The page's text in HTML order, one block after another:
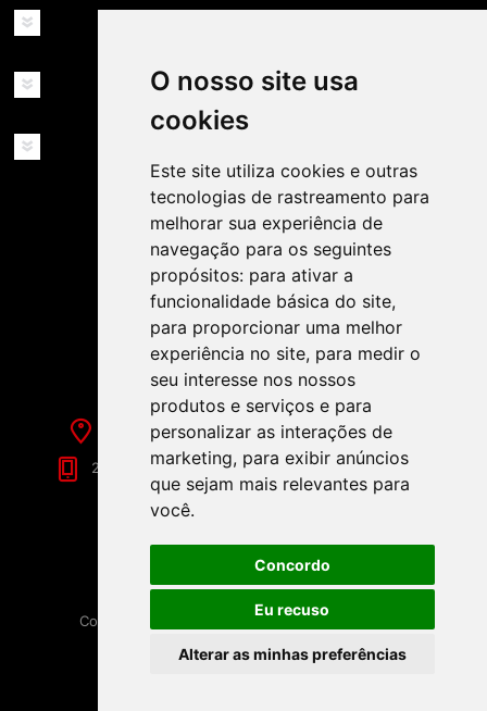
O nosso site usa
cookies
Este site utiliza cookies e outras
tecnologias de rastreamento para
melhorar sua experiência de
navegação para os seguintes
propósitos: para ativar a
funcionalidade básica do site,
para proporcionar uma melhor
experiência no site, para medir o
seu interesse nos nossos
produtos e serviços e para
personalizar as interações de
marketing, para exibir anúncios
que sejam mais relevantes para
você.
Concordo
Eu recuso
Alterar as minhas preferências
MINHA CONTA
SIGA-NOS NAS REDES SOCIAIS!
Rua de Évora, 70-C - Reguengos de Monsaraz
266 040 688 (Chamada para a Rede Fixa Nacional)
Copyright © 2026 Festamania. Todos os direitos
Powered bynopCommerce